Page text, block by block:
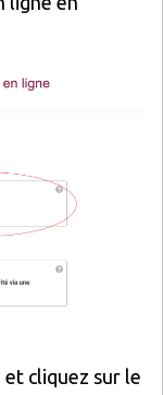
cliquez sur le